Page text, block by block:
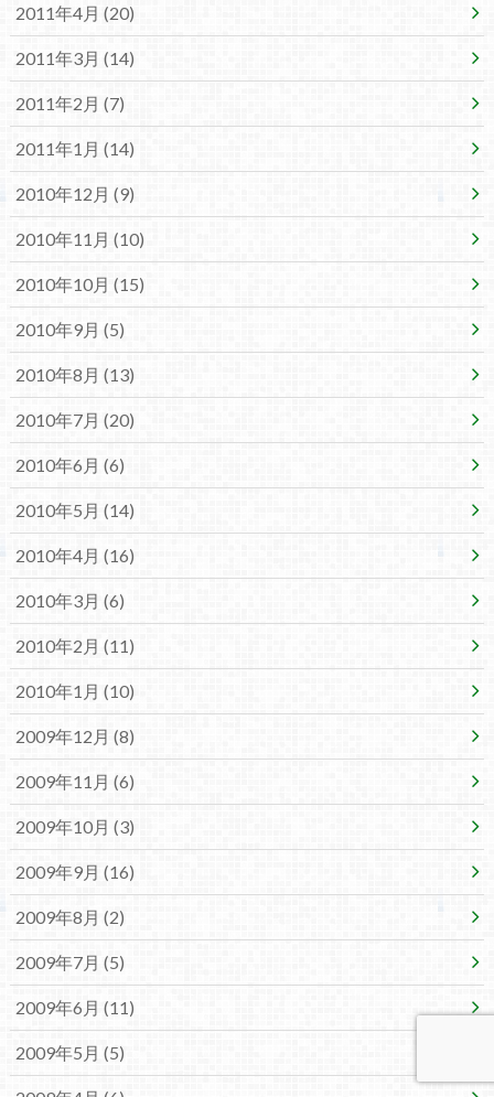
2011年4月 (20)
2011年3月 (14)
2011年2月 (7)
2011年1月 (14)
2010年12月 (9)
2010年11月 (10)
2010年10月 (15)
2010年9月 (5)
2010年8月 (13)
2010年7月 (20)
2010年6月 (6)
2010年5月 (14)
2010年4月 (16)
2010年3月 (6)
2010年2月 (11)
2010年1月 (10)
2009年12月 (8)
2009年11月 (6)
2009年10月 (3)
2009年9月 (16)
2009年8月 (2)
2009年7月 (5)
2009年6月 (11)
2009年5月 (5)